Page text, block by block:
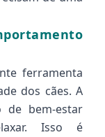
ferramenta
dos cães. A
de bem-estar
Isso é